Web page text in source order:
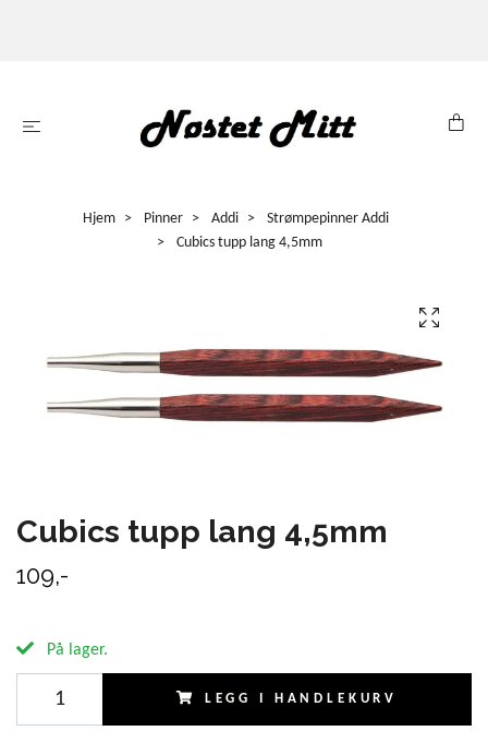
Hjem Pinner Addi
Strømpepinner Addi
Cubics tupp lang 4,5mm
Cubics tupp lang 4,5mm
109,-
På lager.
LEGG I HANDLEKURV